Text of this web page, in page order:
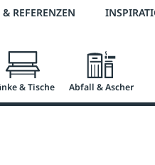
2
REFERENZEN
& Tische Abfall & Ascher